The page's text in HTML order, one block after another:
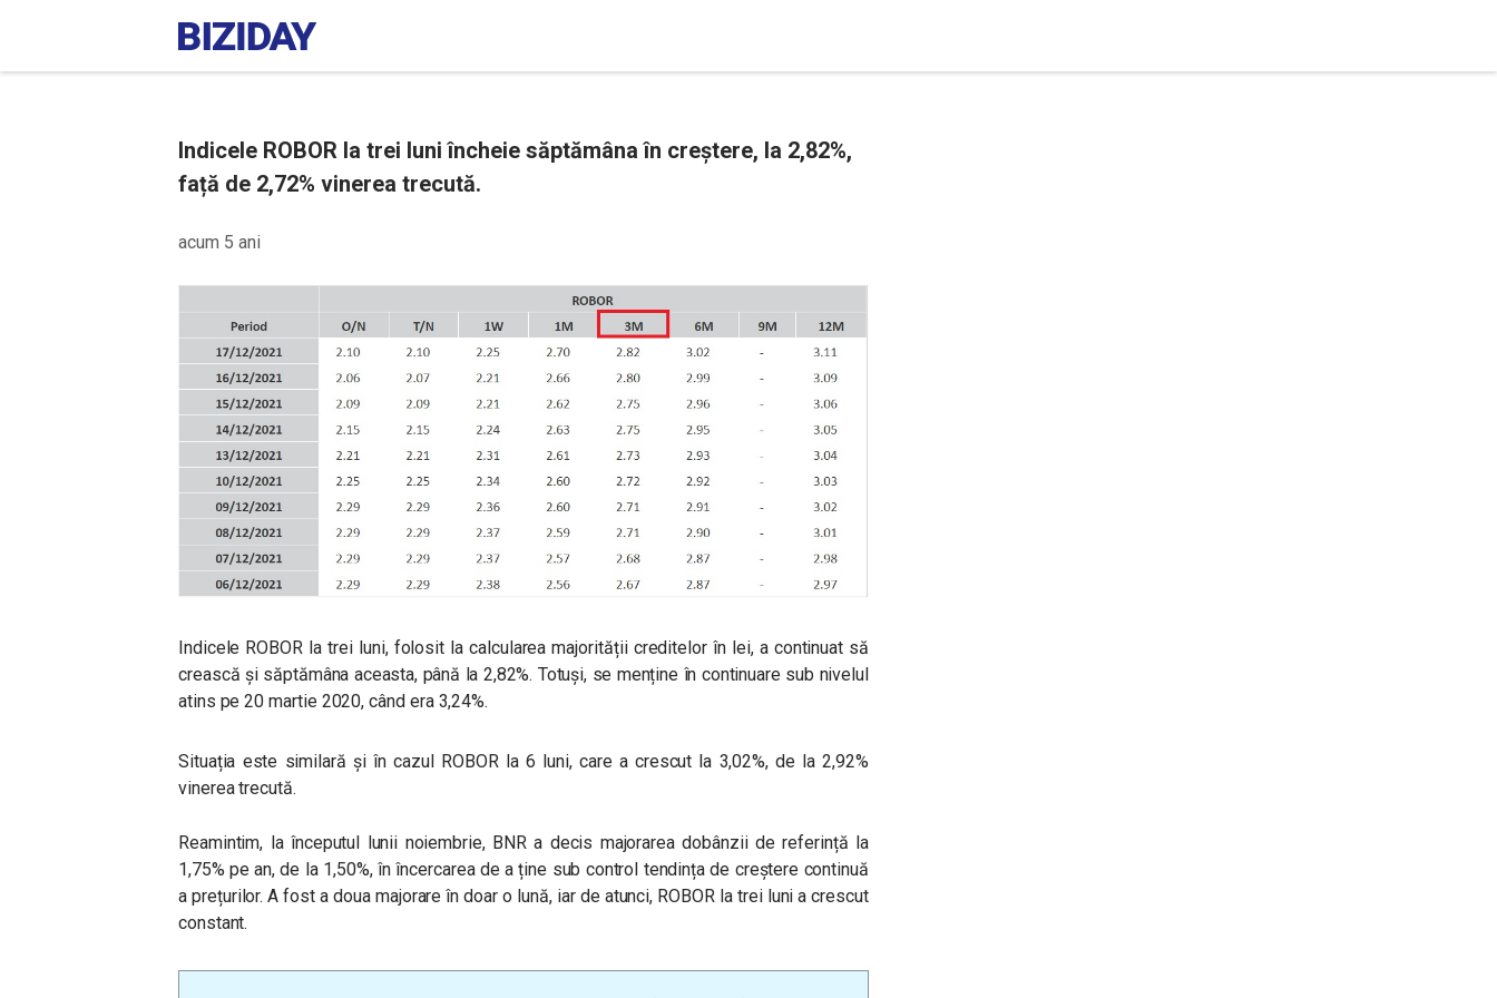
Indicele ROBOR la trei luni încheie săptămâna în creștere, la 2,82%,
față de 2,72% vinerea trecută.
acum 5 ani
Indicele ROBOR la trei luni, folosit la calcularea majorității creditelor în lei, a continuat să
crească și săptămâna aceasta, până la 2,82%. Totuși, se menține în continuare sub nivelul
atins pe 20 martie 2020, când era 3,24%.
Situația este similară și în cazul ROBOR la 6 luni, care a crescut la 3,02%, de la 2,92%
vinerea trecută.
Reamintim, la începutul lunii noiembrie, BNR a decis majorarea dobânzii de referință la
1,75% pe an, de la 1,50%, în încercarea de a ține sub control tendința de creștere continuă
a prețurilor. A fost a doua majorare în doar o lună, iar de atunci, ROBOR la trei luni a crescut
constant.